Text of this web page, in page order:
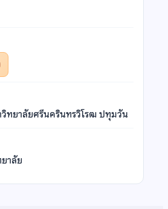
วิทยาลัยศรีนครินทรวิโรฒ ปทุมวัน
าลัย